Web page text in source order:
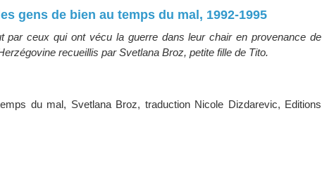
gens de bien au temps du mal, 1992-1995
par ceux qui ont vécu la guerre dans leur chair en provenance de
recueillis par Svetlana Broz, petite fille de Tito.
du mal, Svetlana Broz, traduction Nicole Dizdarevic, Editions